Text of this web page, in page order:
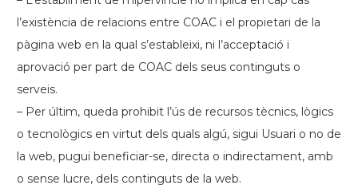
l’existència de relacions entre COAC i el propietari de la
pàgina web en la qual s’estableixi, ni l’acceptació i
aprovació per part de COAC dels seus continguts o
serveis.
– Per últim, queda prohibit l’ús de recursos tècnics, lògics
o tecnològics en virtut dels quals algú, sigui Usuari o no de
la web, pugui beneficiar-se, directa o indirectament, amb
o sense lucre, dels continguts de la web.